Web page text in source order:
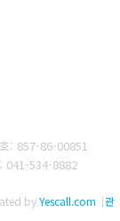
: 857-86-00851
041-534-8882
byYescall.com [관